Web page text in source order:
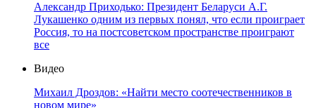
Александр Приходько: Президент Беларуси А.Г.
Лукашенко одним из первых понял, что если проиграет
Россия, то на постсоветском пространстве проиграют
все
Видео
Михаил Дроздов: «Найти место соотечественников в
новом мире»